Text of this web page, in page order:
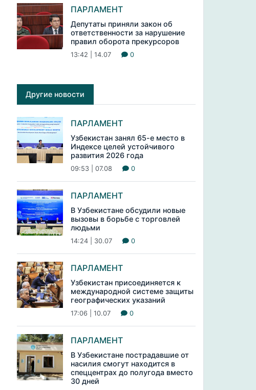
ПАРЛАМЕНТ
Депутаты приняли закон об
ответственности за нарушение
правил оборота прекурсоров
13:42 | 14.07 0
Другие новости
ПАРЛАМЕНТ
Узбекистан занял 65-е место в
Индексе целей устойчивого
развития 2026 года
09:53 | 07.08 0
ПАРЛАМЕНТ
В Узбекистане обсудили новые
вызовы в борьбе с торговлей
людьми
14:24 | 30.07 0
ПАРЛАМЕНТ
Узбекистан присоединяется к
международной системе защиты
географических указаний
17:06 | 10.07 0
ПАРЛАМЕНТ
В Узбекистане пострадавшие от
насилия смогут находится в
спеццентрах до полугода вместо
30 дней